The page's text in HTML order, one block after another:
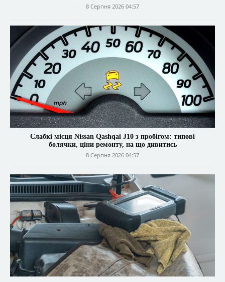
8 Серпня 2026 04:57
Слабкі місця Nissan Qashqai J10 з пробігом: типові
болячки, ціни ремонту, на що дивитись
8 Серпня 2026 04:57